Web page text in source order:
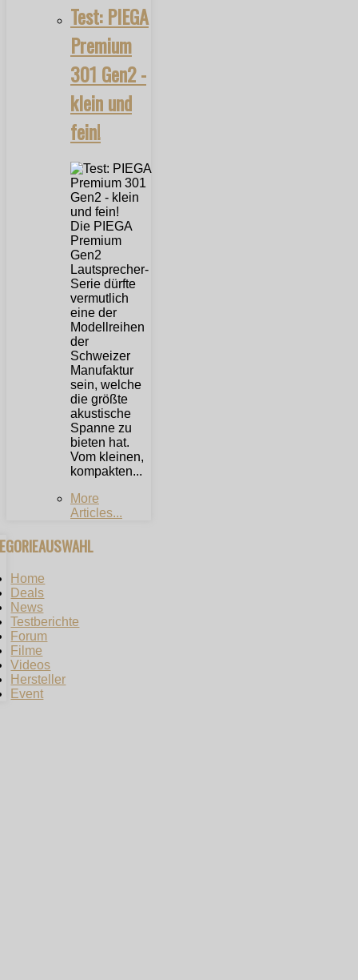
Test: PIEGA
Premium
301 Gen2 -
klein und
fein!
Die PIEGA
Premium
Gen2
Lautsprecher-
Serie dürfte
vermutlich
eine der
Modellreihen
der
Schweizer
Manufaktur
sein, welche
die größte
akustische
Spanne zu
bieten hat.
Vom kleinen,
kompakten...
More
Articles...
Home
Deals
News
Testberichte
Forum
Filme
Videos
Hersteller
Event